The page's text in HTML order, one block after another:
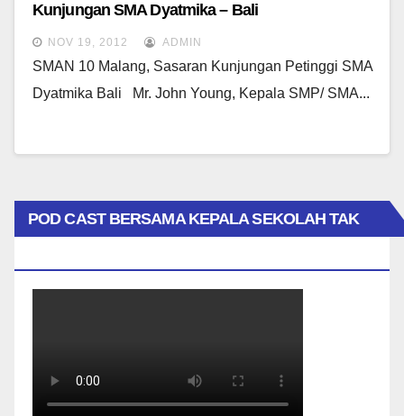
Kunjungan SMA Dyatmika – Bali
NOV 19, 2012 ADMIN
SMAN 10 Malang, Sasaran Kunjungan Petinggi SMA
Dyatmika Bali Mr. John Young, Kepala SMP/ SMA...
POD CAST BERSAMA KEPALA SEKOLAH TAK